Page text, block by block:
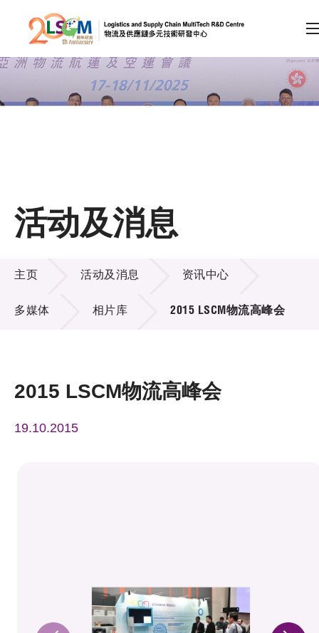
跳到内容（按回车键）
A A EN 繁 简
主页
关于LSCM
技术商品化
项目及资助计划
活动及消息
活动及消息
活动及消息
主页 活动及消息 资讯中心
多媒体 相片库 2015 LSCM物流高峰会
2015 LSCM物流高峰会
19.10.2015